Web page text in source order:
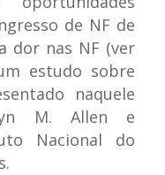
de NF de
dor nas NF (ver
estudo sobre
naquele
M. Allen e
Nacional do